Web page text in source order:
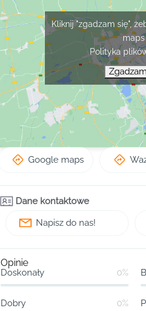
Kliknij "zgadzam się",
Polityka
Google maps
Dane kontaktowe
Napisz do nas!
Opinie
Doskonały 0%
Dobry 0%